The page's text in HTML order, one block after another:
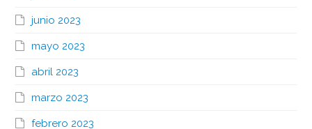
junio 2023
mayo 2023
abril 2023
marzo 2023
febrero 2023